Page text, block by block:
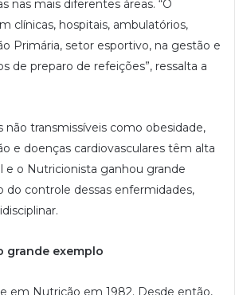
nas mais diferentes áreas. “O
clínicas, hospitais, ambulatórios,
Primária, setor esportivo, na gestão e
de preparo de refeições”, ressalta a
não transmissíveis como obesidade,
e doenças cardiovasculares têm alta
e o Nutricionista ganhou grande
do controle dessas enfermidades,
grande exemplo
em Nutrição em 1982. Desde então,